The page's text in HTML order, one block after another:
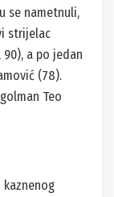
se nametnuli,
strijelac
a po jedan
(78).
Teo
kaznenog